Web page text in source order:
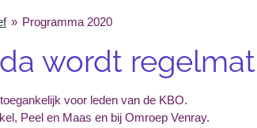
» Programma 2020
wordt
voor leden van de KBO.
Peel en Maas en bij Omroep Venray.